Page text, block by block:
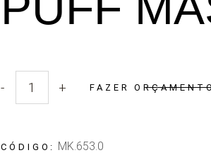
Quantidade Puff Masotti
- + FAZER
CÓDIGO: MK.653.0